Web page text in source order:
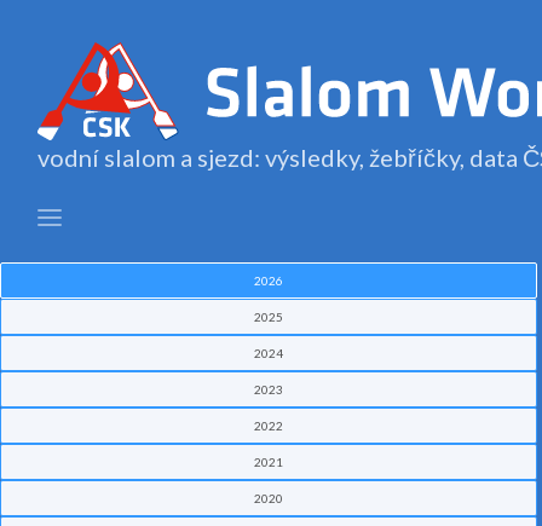
vodní slalom a sjezd: výsledky, žebříčky, data
2026
2025
2024
2023
2022
2021
2020